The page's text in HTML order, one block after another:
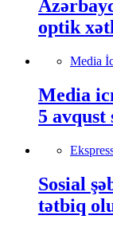
optik
Media
Media
5 avqust
Sosial
tətbiq